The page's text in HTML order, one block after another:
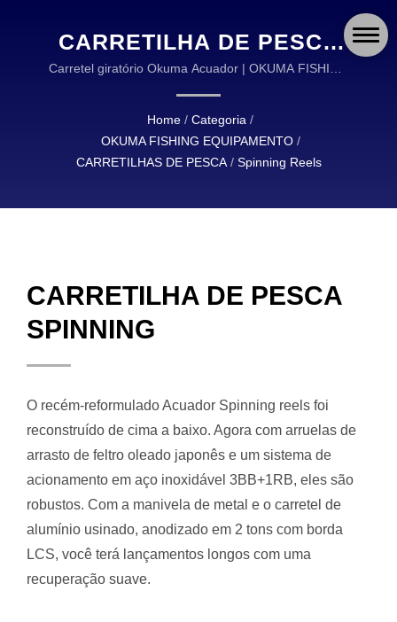
CARRETILHA DE PESCA
SPINNING | OKUMA
FISHING: EQUIPAMENTO
DURÁVEL E CONFIÁVEL
PARA PESCADORES EM
Carretel giratório Okuma Acuador | OKUMA FISHING
Home / Categoria /
OKUMA FISHING EQUIPAMENTO /
CARRETILHAS DE PESCA / Spinning Reels
CARRETILHA DE PESCA
SPINNING
O recém-reformulado Acuador Spinning reels foi
reconstruído de cima a baixo. Agora com arruelas de
arrasto de feltro oleado japonês e um sistema de
acionamento em aço inoxidável 3BB+1RB, eles são
robustos. Com a manivela de metal e o carretel de
alumínio usinado, anodizado em 2 tons com borda
LCS, você terá lançamentos longos com uma
recuperação suave.